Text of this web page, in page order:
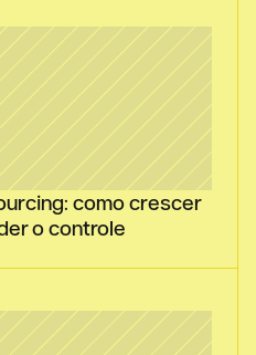
como crescer
o controle